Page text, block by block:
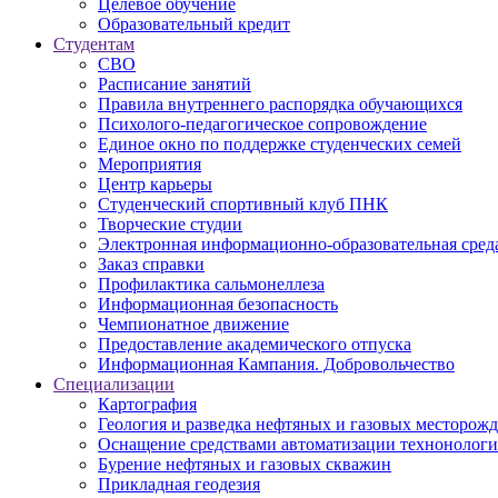
Образовательный кредит
Студентам
СВО
Расписание занятий
Правила внутреннего распорядка обучающихся
Психолого-педагогическое сопровождение
Единое окно по поддержке студенческих семей
Мероприятия
Центр карьеры
Студенческий спортивный клуб ПНК
Творческие студии
Электронная информационно-образовательная
Заказ справки
Профилактика сальмонеллеза
Информационная безопасность
Чемпионатное движение
Предоставление академического отпуска
Информационная Кампания. Добровольчество
Специализации
Картография
Геология и разведка нефтяных и газовых
Оснащение средствами автоматизации
Бурение нефтяных и газовых скважин
Прикладная геодезия